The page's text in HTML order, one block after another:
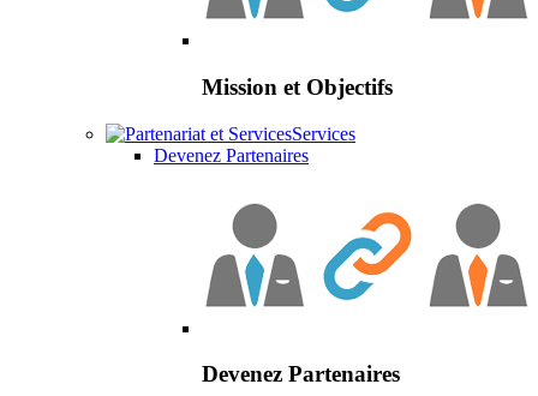
Mission et Objectifs
Services
Devenez Partenaires
Devenez Partenaires